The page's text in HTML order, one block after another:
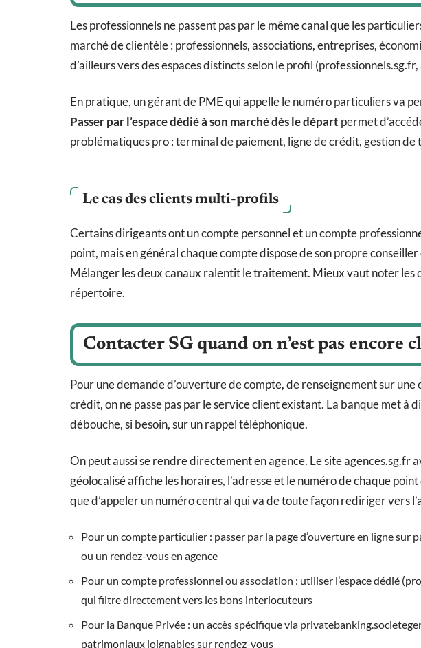
Les professionnels ne passent pas par le même canal que les
marché de clientèle : professionnels, associations, entreprises,
d’ailleurs vers des espaces distincts selon le profil
En pratique, un gérant de PME qui appelle le numéro particuliers va
Passer par l’espace dédié à son marché dès le départ permet
problématiques pro : terminal de paiement, ligne de crédit, gestion de
Le cas des clients multi-profils
Certains dirigeants ont un compte personnel et un compte
point, mais en général chaque compte dispose de son propre
Mélanger les deux canaux ralentit le traitement. Mieux vaut noter les
répertoire.
Contacter SG quand on n’est pas encore
Pour une demande d’ouverture de compte, de renseignement sur
crédit, on ne passe pas par le service client existant. La banque met à
débouche, si besoin, sur un rappel téléphonique.
On peut aussi se rendre directement en agence. Le site agences.sg.fr
géolocalisé affiche les horaires, l’adresse et le numéro de chaque
que d’appeler un numéro central qui va de toute façon rediriger vers
Pour un compte particulier : passer par la page d’ouverture en ligne sur
ou un rendez-vous en agence
Pour un compte professionnel ou association : utiliser l’espace dédié
qui filtre directement vers les bons interlocuteurs
Pour la Banque Privée : un accès spécifique via
patrimoniaux joignables sur rendez-vous